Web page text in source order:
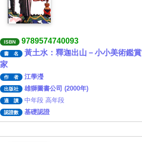
ISBN 9789574740093
書 名
黃土水：釋迦出山－小小美術鑑賞
家
作 者 江學瀅
出版社 雄獅圖書公司 (2000年)
適 讀 中年段 高年段
認證數 基礎認證